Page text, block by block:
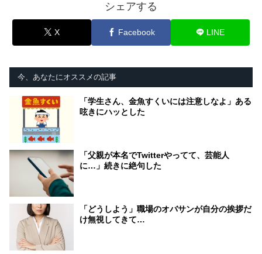
シェアする
X Facebook LINE
今、あなたにオススメの記事
「学生さん、金魚すくいには注意しなよ」ある
呟きにハッとした
「父親が本名でTwitterやってて、芸能人
に…」続きに絶句した
「どうしよう」職場のオバサンが自分の挨拶だ
け無視してきて…